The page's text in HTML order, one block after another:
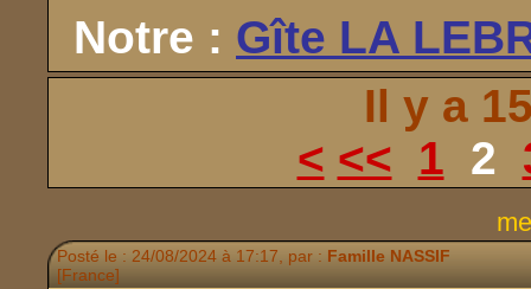
Notre : Gîte LA
Il y a
< << 1 2
Posté le : 24/08/2024 à 17:17, par : Famille NASSIF
[France]